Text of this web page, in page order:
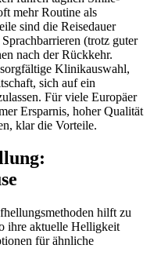
mehr Routine als
sind die Reisedauer
(trotz guter
nach der Rückkehr.
Klinikauswahl,
sich auf ein
Für viele Europäer
Ersparnis, hoher Qualität
klar die Vorteile.
hilft zu
ihre aktuelle Helligkeit
für ähnliche